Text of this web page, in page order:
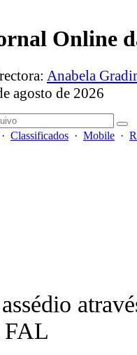
Online
Anabela
agosto de 2026
· Classificados · Mobile ·
FAL